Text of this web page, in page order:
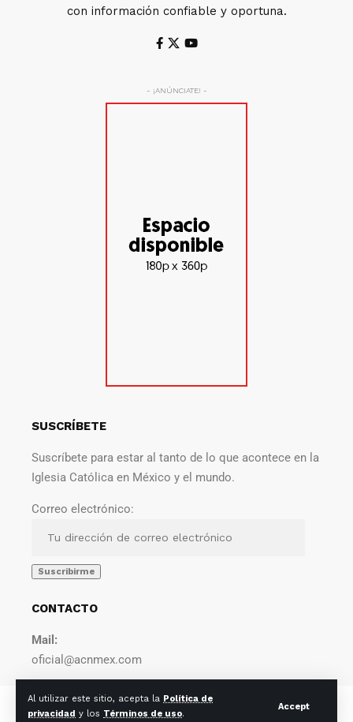
Al utilizar este sitio, acepta la Política de
privacidad y los Términos de uso.
Accept
con información confiable y oportuna.
- ¡ANÚNCIATE! -
SUSCRÍBETE
Suscríbete para estar al tanto de lo que acontece en la
Iglesia Católica en México y el mundo.
Correo electrónico:
CONTACTO
Mail:
oficial@acnmex.com
© 2022 Agencia Católica de Noticias. Todos los derechos